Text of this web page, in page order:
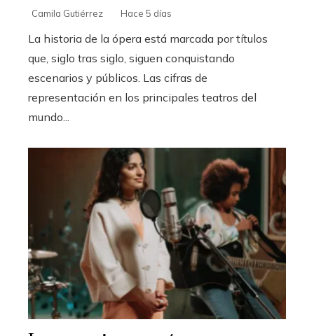
Camila Gutiérrez Hace 5 días
La historia de la ópera está marcada por títulos
que, siglo tras siglo, siguen conquistando
escenarios y públicos. Las cifras de
representación en los principales teatros del
mundo...